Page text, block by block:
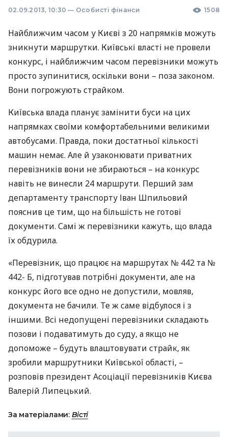
02.09.2013, 10:30 — Особисті фінанси 1508
Найближчим часом у Києві з 20 напрямків можуть
зникнути маршрутки. Київські власті не провели
конкурс, і найближчим часом перевізники можуть
просто зупинитися, оскільки вони – поза законом.
Вони погрожують страйком.
Київська влада планує замінити буси на цих
напрямках своїми комфортабельними великими
автобусами. Правда, поки достатньої кількості
машин немає. Але й узаконювати приватних
перевізників вони не збираються – на конкурс
навіть не винесли 24 маршрути. Перший зам
департаменту транспорту Іван Шпильовий
пояснив це тим, що на більшість не готові
документи. Самі ж перевізники кажуть, що влада
їх обдурила.
«Перевізник, що працює на маршрутах № 442 та №
442- Б, підготував потрібні документи, але на
конкурс його все одно не допустили, мовляв,
документа не бачили. Те ж саме відбулося і з
іншими. Всі недопущені перевізники складають
позови і подаватимуть до суду, а якщо не
допоможе – будуть влаштовувати страйк, як
зробили маршрутники Київської області, –
розповів президент Асоціації перевізників Києва
Валерій Липецький.
За матеріалами: Вісті